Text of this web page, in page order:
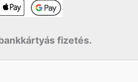
fizetés.